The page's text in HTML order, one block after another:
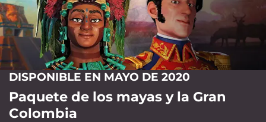
DISPONIBLE EN MAYO DE 2020
Paquete de los mayas y la Gran
Colombia